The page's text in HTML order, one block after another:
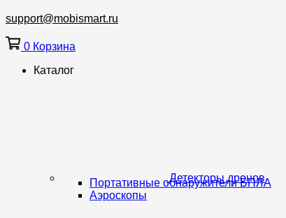
support@mobismart.ru
0 Корзина
Каталог
Детекторы дронов
Портативные обнаружители БПЛА
Аэроскопы